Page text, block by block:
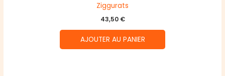
Ziggurats
43,50 €
AJOUTER AU PANIER